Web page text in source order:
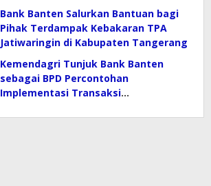
Bank Banten Salurkan Bantuan bagi
Pihak Terdampak Kebakaran TPA
Jatiwaringin di Kabupaten Tangerang
Kemendagri Tunjuk Bank Banten
sebagai BPD Percontohan
Implementasi Transaksi